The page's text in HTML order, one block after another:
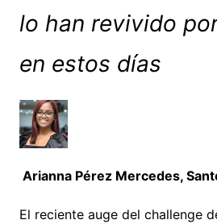
lo han revivido
en estos días
Arianna Pérez Mercedes,
El reciente auge del challenge